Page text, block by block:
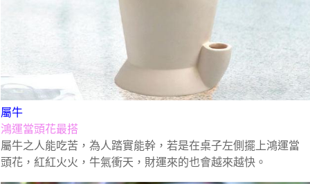
屬牛
鴻運當頭花最搭
屬牛之人能吃苦，為人踏實能幹，若是在桌子左側擺上鴻運當
頭花，紅紅火火，牛氣衝天，財運來的也會越來越快。